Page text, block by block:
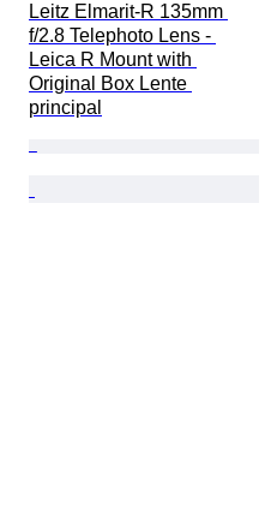
Leitz Elmarit-R 135mm
f/2.8 Telephoto Lens -
Leica R Mount with
Original Box Lente
principal